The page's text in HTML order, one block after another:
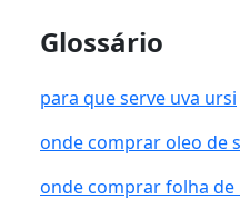
Glossário
para que serve uva ursi
onde comprar oleo de
onde comprar folha